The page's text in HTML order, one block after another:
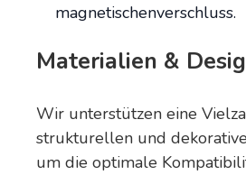
magnetischenverschluss.
Materialien &
Wir unterstützen eine
strukturellen und
um die optimale